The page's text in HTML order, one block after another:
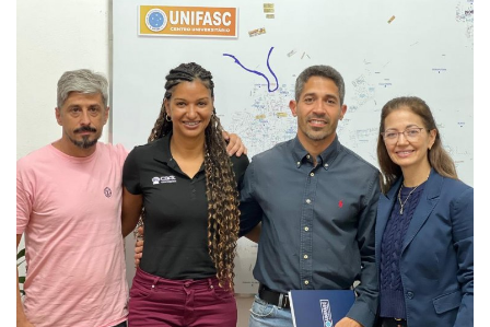
Expediente - Equipe de Jornalismo
Galeria
Geral